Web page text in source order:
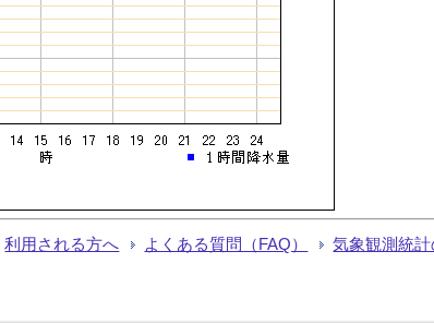
利用される方へ よくある質問（FAQ） 気象観測統計